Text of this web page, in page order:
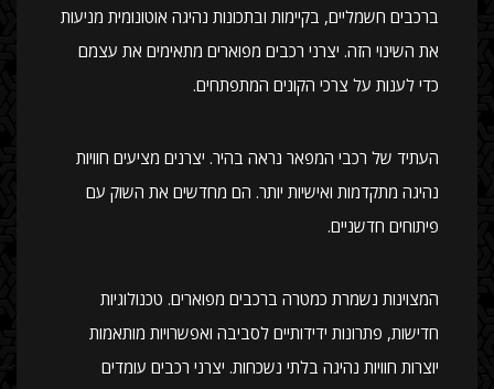
ברכבים חשמליים, בקיימות ובתכונות נהיגה אוטונומית מניעות
את השינוי הזה. יצרני רכבים מפוארים מתאימים את עצמם
כדי לענות על צרכי הקונים המתפתחים.
העתיד של רכבי המפאר נראה בהיר. יצרנים מציעים חוויות
נהיגה מתקדמות ואישיות יותר. הם מחדשים את השוק עם
פיתוחים חדשניים.
המצוינות נשמרת כמטרה ברכבים מפוארים. טכנולוגיות
חדישות, פתרונות ידידותיים לסביבה ואפשרויות מותאמות
יוצרות חוויות נהיגה בלתי נשכחות. יצרני רכבים עומדים